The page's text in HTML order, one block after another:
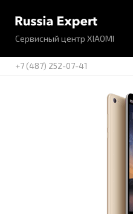
Сервисный центр XIAOMI
+7 (487) 252-07-41